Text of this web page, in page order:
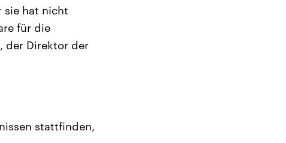
sie hat nicht
für die
der Direktor der
stattfinden,